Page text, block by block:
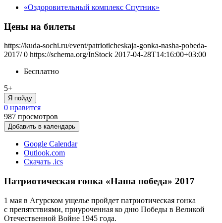
«Оздоровительный комплекс Спутник»
Цены на билеты
https://kuda-sochi.ru/event/patrioticheskaja-gonka-nasha-pobeda-
2017/ 0 https://schema.org/InStock 2017-04-28T14:16:00+03:00
Бесплатно
5+
Я пойду
0 нравится
987 просмотров
Добавить в календарь
Google Calendar
Outlook.com
Скачать .ics
Патриотическая гонка «Наша победа» 2017
1 мая в Агурском ущелье пройдет патриотическая гонка
с препятствиями, приуроченная ко дню Победы в Великой
Отечественной Войне 1945 года.